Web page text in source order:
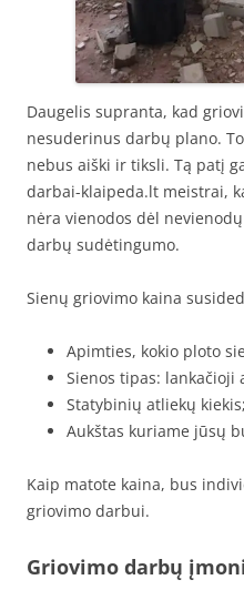
Daugelis supranta, kad
nesuderinus darbų plano.
nebus aiški ir tiksli. Tą patį
darbai-klaipeda.lt meistrai,
nėra vienodos dėl
darbų sudėtingumo.
Sienų griovimo kaina
Apimties, kokio ploto
Sienos tipas: lankačioji
Statybinių atliekų kiekis;
Aukštas kuriame jūsų
Kaip matote kaina, bus
griovimo darbui.
Griovimo darbų